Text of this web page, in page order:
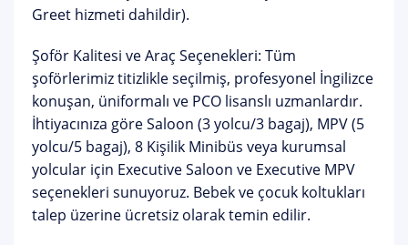
Greet hizmeti dahildir).
Şoför Kalitesi ve Araç Seçenekleri: Tüm
şoförlerimiz titizlikle seçilmiş, profesyonel İngilizce
konuşan, üniformalı ve PCO lisanslı uzmanlardır.
İhtiyacınıza göreSaloon (3 yolcu/3 bagaj), MPV(5
yolcu/5 bagaj), 8 Kişilik Minibüs veya kurumsal
yolcular için Executive Saloon ve Executive MPV
seçenekleri sunuyoruz. Bebek ve çocuk koltukları
talep üzerine ücretsiz olarak temin edilir.